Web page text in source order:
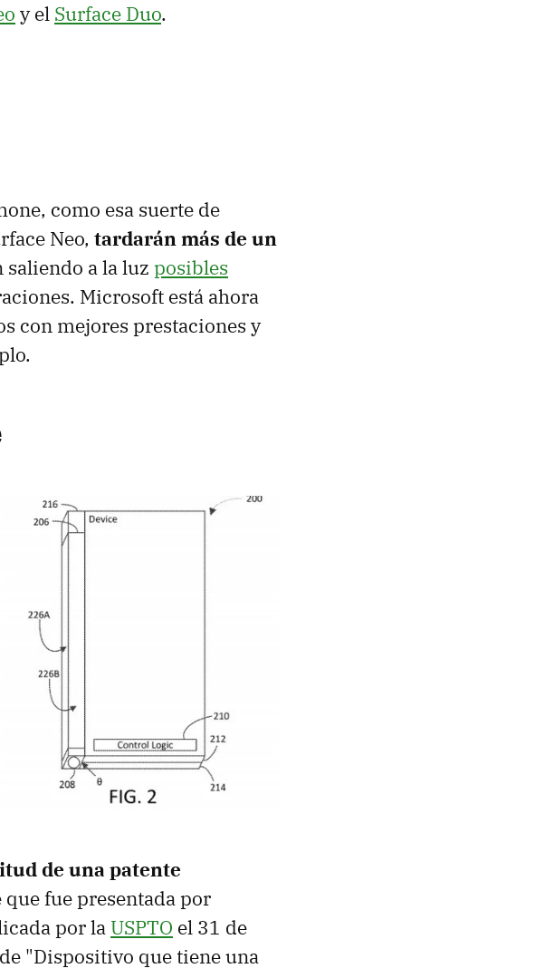
y el Surface Duo.
como esa suerte de
Neo, tardarán más de un
a la luz posibles
Microsoft está ahora
con mejores prestaciones y
de una patente
que fue presentada por
por la USPTO el 31 de
"Dispositivo que tiene una